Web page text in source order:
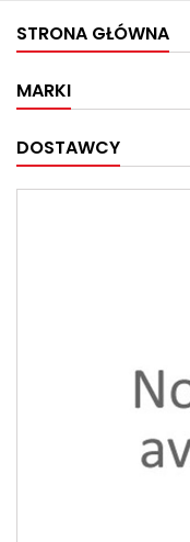
STRONA GŁÓWNA
MARKI
DOSTAWCY